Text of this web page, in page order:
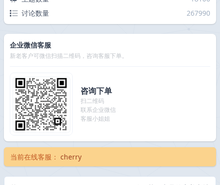
讨论数量
267990
企业微信客服
新老客户可微信扫描二维码，咨询客服下单。
咨询下单
扫二维码
联系企业微信
客服小姐姐
当前在线客服： cherry